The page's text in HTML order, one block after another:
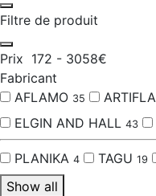
Filtre de produit
Prix 172 - 3058€
Fabricant
AFLAMO 35
ELGIN AND HALL 43
PLANIKA 4 TAGU 19
Show all